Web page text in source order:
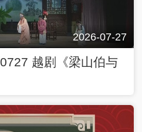
2026-07-27
越剧《梁山伯与